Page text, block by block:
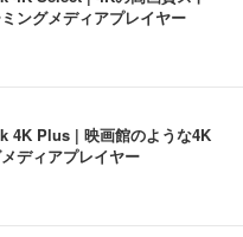
ングメディアプレイヤー
4K Plus | 映画館のような4K
ディアプレイヤー